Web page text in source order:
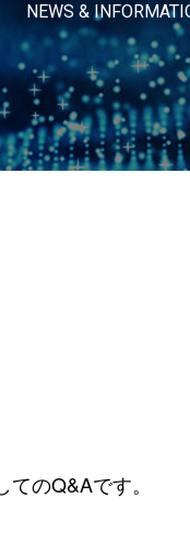
NEWS &
のQ&Aです。